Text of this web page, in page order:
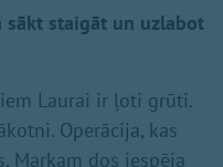
sākt staigāt un uzlabot
Laurai ir ļoti grūti.
Operācija, kas
Markam dos iespēja